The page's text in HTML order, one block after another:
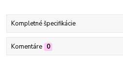
Kompletné špecifikácie
Komentáre 0